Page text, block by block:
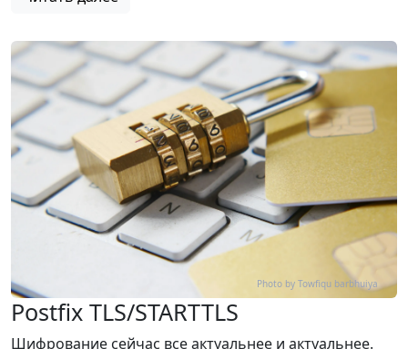
Photo by Towfiqu barbhuiya
Postfix TLS/STARTTLS
Шифрование сейчас все актуальнее и актуальнее.